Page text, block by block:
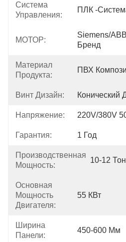
Система
Управления:
ПЛК -
МОТОР:
Siemens/
Бренд
Материал
Продукта:
ПВХ
Винт Дизайн: Конический
Напряжение: 220V/380V
Гарантия: 1 Год
Производственная
Мощность:
10-12
Основная
Мощность
Двигателя:
55 КВт
Ширина
Панели:
450-600 Мм